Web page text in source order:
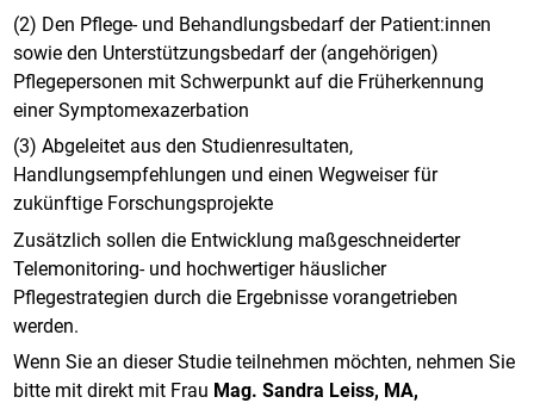
(2) Den Pflege- und Behandlungsbedarf der Patient:innen
sowie den Unterstützungsbedarf der (angehörigen)
Pflegepersonen mit Schwerpunkt auf die Früherkennung
einer Symptomexazerbation
(3) Abgeleitet aus den Studienresultaten,
Handlungsempfehlungen und einen Wegweiser für
zukünftige Forschungsprojekte
Zusätzlich sollen die Entwicklung maßgeschneiderter
Telemonitoring- und hochwertiger häuslicher
Pflegestrategien durch die Ergebnisse vorangetrieben
werden.
Wenn Sie an dieser Studie teilnehmen möchten, nehmen Sie
bitte mit direkt mit Frau Mag. Sandra Leiss, MA,